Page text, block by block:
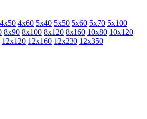
4х50 4х60 5х40 5х50 5х60 5х70 5х100
8х90 8х100 8х120 8х160 10х80 10х120
12х120 12х160 12х230 12х350